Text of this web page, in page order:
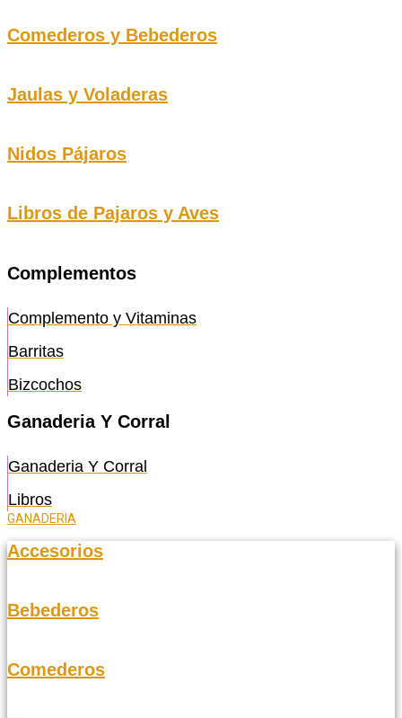
Comederos y Bebederos
Jaulas y Voladeras
Nidos Pájaros
Libros de Pajaros y Aves
Complementos
Complemento y Vitaminas
Barritas
Bizcochos
Ganaderia Y Corral
Ganaderia Y Corral
Libros
GANADERIA
Accesorios
Bebederos
Comederos